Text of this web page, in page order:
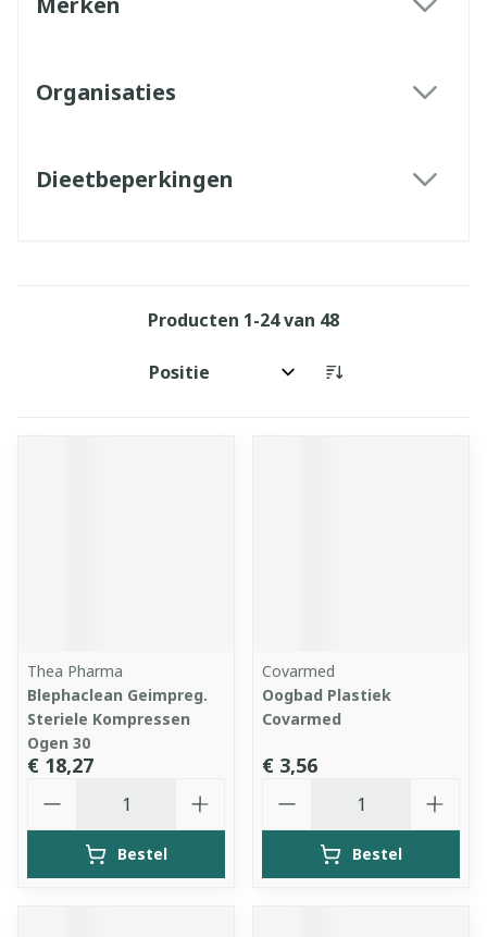
Organisaties
Dieetbeperkingen
Producten 1-24van 48
Sorteer op:
Thea Pharma
Blephaclean Geimpreg.
Steriele Kompressen
Ogen 30
€ 18,27
Bestel
Covarmed
Oogbad Plastiek
Covarmed
€ 3,56
Bestel